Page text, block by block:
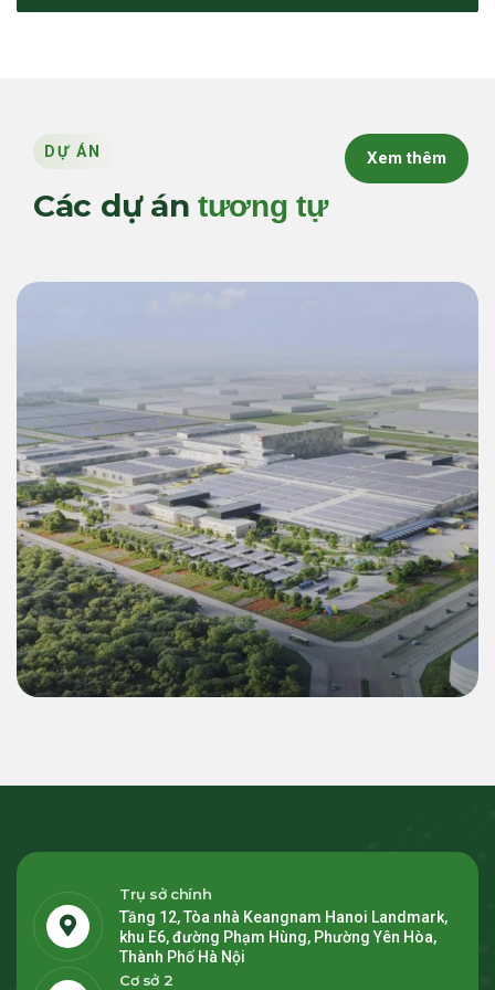
DỰ ÁN
Các dự án tương tự
Xem thêm
Thương mại & Công nghiệp (C&I)
Giải Pháp Năng Lượng Xanh 55 MWp
Inverter & 22.4 MWh BESS Cho Siêu Nhà
Máy LEGO Bình Dương 2
Trụ sở chính
Tầng 12, Tòa nhà Keangnam Hanoi Landmark,
khu E6, đường Phạm Hùng, Phường Yên Hòa,
Thành Phố Hà Nội
Cơ sở 2